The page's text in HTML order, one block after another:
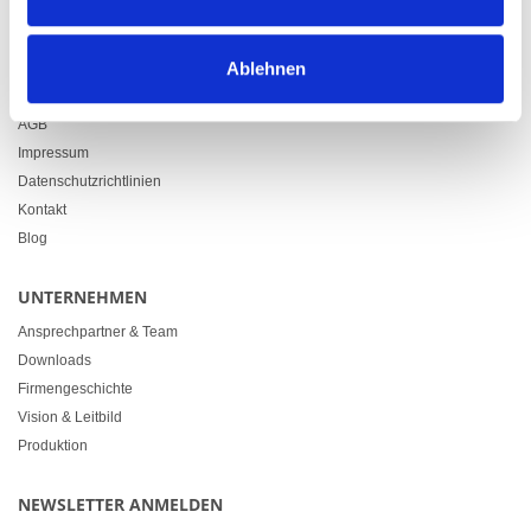
Ablehnen
Downloads
AGB
Impressum
Datenschutzrichtlinien
Kontakt
Blog
UNTERNEHMEN
Ansprechpartner & Team
Downloads
Firmengeschichte
Vision & Leitbild
Produktion
NEWSLETTER ANMELDEN